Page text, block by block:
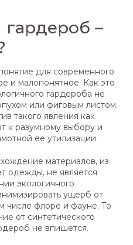
–
для современного
и малопонятное. Как это
гардероба не
или фиговым листом.
такого явления как
к разумному выбору и
её утилизации.
материалов, из
одежды, не является
экологичного
ущерб от
числе флоре и фауне. То
от синтетического
не впишется.